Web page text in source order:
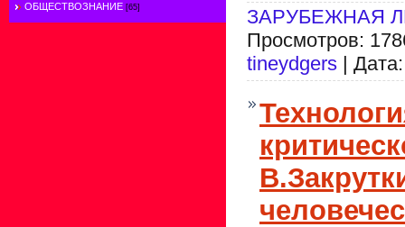
ОБЩЕСТВОЗНАНИЕ [65]
ЗАРУБЕЖНАЯ
Просмотров:
tineydgers |